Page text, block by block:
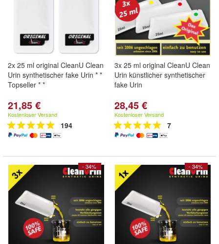
2x 25 ml original CleanU Clean
Urin synthetischer fake Urin * *
Topseller * *
21,85 €
Kostenloser Versand
194
3x 25 ml original CleanU Clean
Urin künstlicher synthetischer
fake Urin
28,45 €
Kostenloser Versand
7
- 34% - 34%